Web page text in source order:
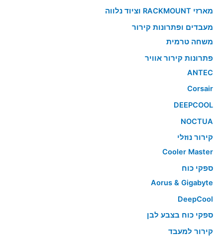
מארזי RACKMOUNT וציוד נלווה
מעבדים ופתרונות קירור
משחה טרמית
פתרונות קירור אוויר
ANTEC
Corsair
DEEPCOOL
NOCTUA
קירור נוזלי
Cooler Master
ספקי כוח
Aorus & Gigabyte
DeepCool
ספקי כוח בצבע לבן
קירור למעבד